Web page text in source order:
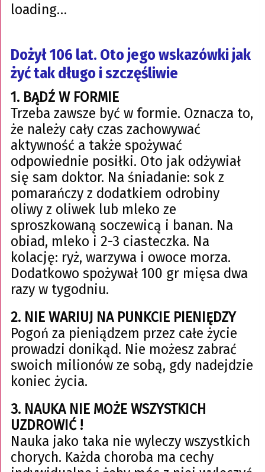
loading…
Dożył 106 lat. Oto jego wskazówki jak
żyć tak długo i szczęśliwie
1. BĄDŹ W FORMIE
Trzeba zawsze być w formie. Oznacza to,
że należy cały czas zachowywać
aktywność a także spożywać
odpowiednie posiłki. Oto jak odżywiał
się sam doktor. Na śniadanie: sok z
pomarańczy z dodatkiem odrobiny
oliwy z oliwek lub mleko ze
sproszkowaną soczewicą i banan. Na
obiad, mleko i 2-3 ciasteczka. Na
kolację: ryż, warzywa i owoce morza.
Dodatkowo spożywał 100 gr mięsa dwa
razy w tygodniu.
2. NIE WARIUJ NA PUNKCIE PIENIĘDZY
Pogoń za pieniądzem przez całe życie
prowadzi donikąd. Nie możesz zabrać
swoich milionów ze sobą, gdy nadejdzie
koniec życia.
3. NAUKA NIE MOŻE WSZYSTKICH
UZDROWIĆ !
Nauka jako taka nie wyleczy wszystkich
chorych. Każda choroba ma cechy